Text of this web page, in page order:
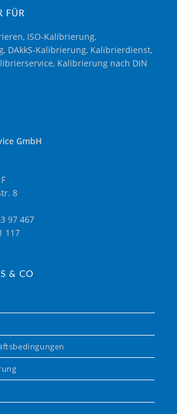
FÜR
ISO-Kalibrierung,
DAkkS-Kalibrierung, Kalibrierdienst,
Kalibrierung nach DIN
GmbH
8
97 467
117
& CO